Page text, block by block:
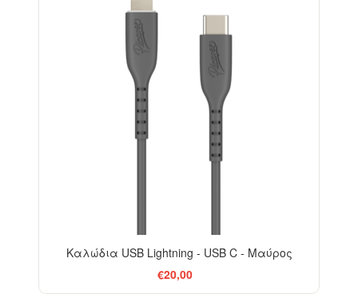
Καλώδια USB Lightning - USB C - Μαύρος
€20,00